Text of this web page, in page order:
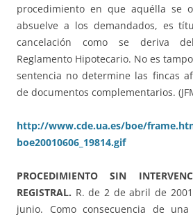
procedimiento en que aquélla se
absuelve a los demandados, es
cancelación como se deriva
Reglamento Hipotecario. No es
sentencia no determine las fincas
de documentos complementarios.
http://www.cde.ua.es/boe/
boe20010606_19814.gif
PROCEDIMIENTO SIN
REGISTRAL. R. de 2 de abril de
junio. Como consecuencia de